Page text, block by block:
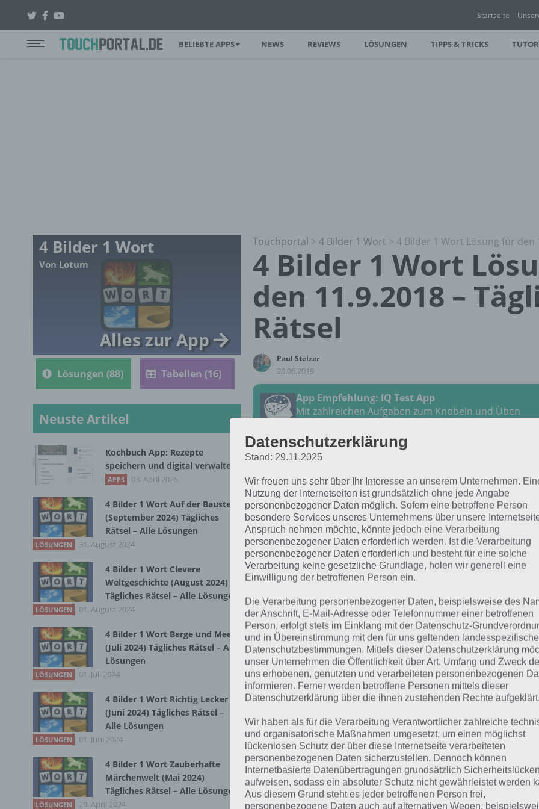
Startseite
BELIEBTE APPS NEWS REVIEWS LÖSUNGEN TIPPS & TRICKS
Touchportal > 4 Bilder 1 Wort > 4 Bilder 1 Wort Lösung für den
4 Bilder 1 Wort
den 11.9.2018 –
Rätsel
Paul Stelzer
20.06.2019
App Empfehlung: IQ Test App
Mit zahlreichen Aufgaben zum Knobeln und Üben
Nachfolgend die Lösung für das tägliche Rätsel zu Mexiko
Bilder 1 Wort vom 11.9.2018. Wenn du dort aktuell
dich:
ALIEN
Zur Übersicht der4 Bilder 1 Wort Lösungen zu Mexiko im
Kurze Begriffserklärung
4 Bilder 1 Wort
Von Lotum
Alles zur App
Lösungen (88) Tabellen (16)
Neuste Artikel
Kochbuch App: Rezepte
speichern und digital verwalten
APPS 03. April 2025
4 Bilder 1 Wort Auf der Baustelle
(September 2024) Tägliches
Rätsel – Alle Lösungen
LÖSUNGEN 31. August 2024
4 Bilder 1 Wort Clevere
Weltgeschichte (August 2024)
Tägliches Rätsel – Alle Lösungen
LÖSUNGEN 01. August 2024
4 Bilder 1 Wort Berge und Meer
(Juli 2024) Tägliches Rätsel – Alle
Lösungen
LÖSUNGEN 01. Juli 2024
4 Bilder 1 Wort Richtig Lecker
(Juni 2024) Tägliches Rätsel –
Alle Lösungen
LÖSUNGEN 01. Juni 2024
4 Bilder 1 Wort Zauberhafte
Märchenwelt (Mai 2024)
Tägliches Rätsel – Alle Lösungen
LÖSUNGEN 29. April 2024
Datenschutzerklärung
Stand: 29.11.2025
Wir freuen uns sehr über Ihr Interesse an unserem Unternehmen.
Nutzung der Internetseiten ist grundsätzlich ohne jede Angabe
personenbezogener Daten möglich. Sofern eine betroffene Person
besondere Services unseres Unternehmens über unsere
Anspruch nehmen möchte, könnte jedoch eine Verarbeitung
personenbezogener Daten erforderlich werden. Ist die Verarbeitung
personenbezogener Daten erforderlich und besteht für eine solche
Verarbeitung keine gesetzliche Grundlage, holen wir generell eine
Einwilligung der betroffenen Person ein.
Die Verarbeitung personenbezogener Daten, beispielsweise des
der Anschrift, E-Mail-Adresse oder Telefonnummer einer betroffenen
Person, erfolgt stets im Einklang mit der Datenschutz-
und in Übereinstimmung mit den für uns geltenden
Datenschutzbestimmungen. Mittels dieser Datenschutzerklärung
unser Unternehmen die Öffentlichkeit über Art, Umfang und Zweck
uns erhobenen, genutzten und verarbeiteten personenbezogenen
informieren. Ferner werden betroffene Personen mittels dieser
Datenschutzerklärung über die ihnen zustehenden Rechte aufgeklärt.
Wir haben als für die Verarbeitung Verantwortlicher zahlreiche
und organisatorische Maßnahmen umgesetzt, um einen möglichst
lückenlosen Schutz der über diese Internetseite verarbeiteten
personenbezogenen Daten sicherzustellen. Dennoch können
Internetbasierte Datenübertragungen grundsätzlich Sicherheitslücken
aufweisen, sodass ein absoluter Schutz nicht gewährleistet werden
Aus diesem Grund steht es jeder betroffenen Person frei,
personenbezogene Daten auch auf alternativen Wegen,